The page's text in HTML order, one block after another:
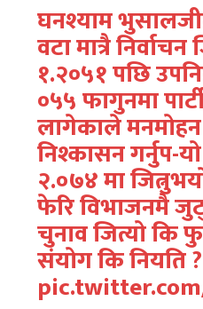
घनश्याम
वटा मात्रै
१.२०५१ पछि
०५५ फागुनमा
लागेकाले
निश्कासन गर्नुप-
२.०७४ मा
फेरि विभाजनमै
चुनाव जित्याे कि
संयाेग कि नियति ?